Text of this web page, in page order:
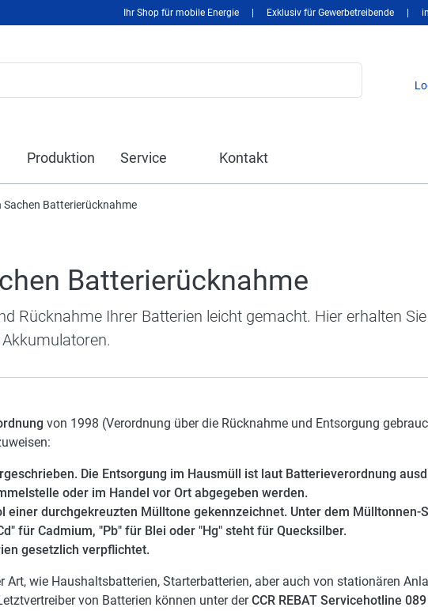
Ihr Shop für mobile Energie Exklusiv für Gewerbetreibende
Produktion Service Kontakt
Sachen Batterierücknahme
Batterierücknahme
Rücknahme Ihrer Batterien leicht gemacht. Hier erhalten
von 1998 (Verordnung über die Rücknahme und Entsorgung
Die Entsorgung im Hausmüll ist laut Batterieverordnung
oder im Handel vor Ort abgegeben werden.
durchgekreuzten Mülltone gekennzeichnet. Unter dem Mülltonnen-
für Cadmium, "Pb" für Blei oder "Hg" steht für Quecksilber.
gesetzlich verpflichtet.
wie Haushaltsbatterien, Starterbatterien, aber auch von stationären
von Batterien können unter derCCR REBAT Servicehotline